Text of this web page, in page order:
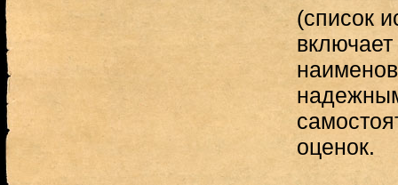
(список
оценок.